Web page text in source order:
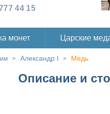
44 15
монет Царские
> Александр I > Медь
Описание и